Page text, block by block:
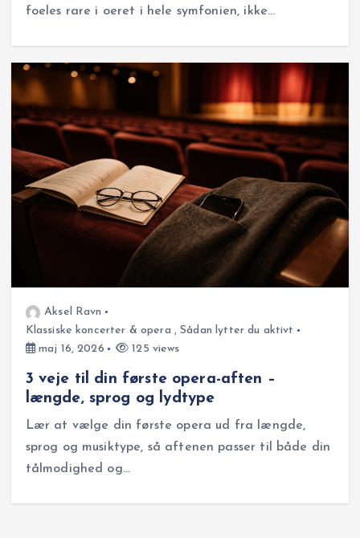
foeles rare i oeret i hele symfonien, ikke…
Aksel Ravn
Klassiske koncerter & opera ,Sådan lytter du aktivt
maj 16, 2026
125 views
3 veje til din første opera-aften –
længde, sprog og lydtype
Lær at vælge din første opera ud fra længde,
sprog og musiktype, så aftenen passer til både din
tålmodighed og…